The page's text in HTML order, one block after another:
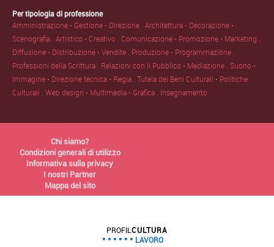
Per tipologia di professione
Amministrazione • Gestione • Direzione .Architettura • Decorazione •
Scenografia .Artistico • Creativo .Comunicazione • Promozione • Marketing .
Diffusione • Distribuzione • Vendite . Produzione • Programmazione .
Professioni della Scrittura . Relazioni con il Pubblico • Mediazione . Suono •
Immagine • Direzione tecnica • Regia .Tutela dei Beni Culturali • Politiche
Culturali .Web design • Multimedia • Grafica . Insegnamento .
Chi siamo?
Condizioni generali di utilizzo
Informativa sulla privacy
I nostri Partner
Mappa del sito
PROFIL CULTURA
LAVORO